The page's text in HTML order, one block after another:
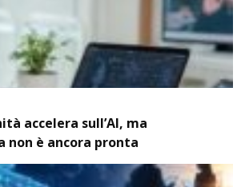
accelera sull’AI, ma
non è ancora pronta